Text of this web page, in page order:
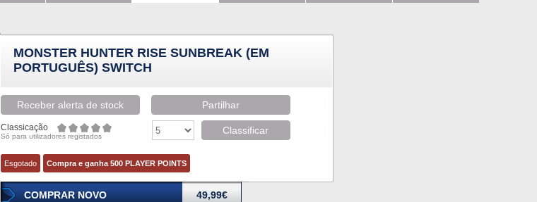
MONSTER HUNTER RISE SUNBREAK (EM
PORTUGUÊS) SWITCH
Receber alerta de stock Partilhar
Classicação
Só para utilizadores registados
Classificar
Esgotado Compra e ganha 500 PLAYER POINTS
COMPRAR NOVO 49,99€